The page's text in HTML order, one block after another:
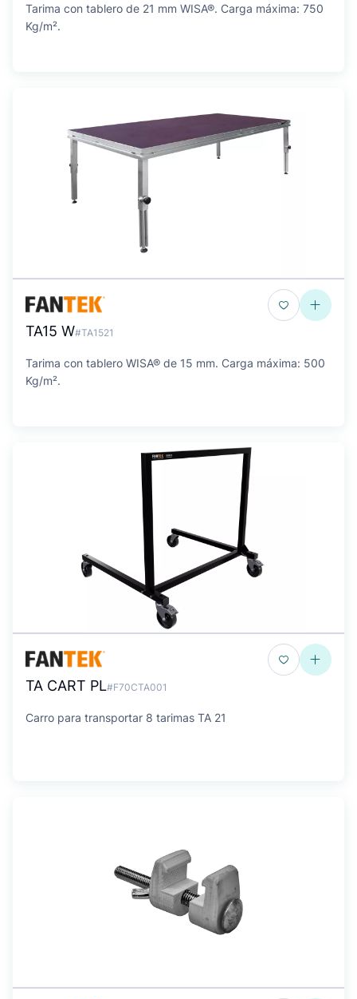
Tarima con tablero de 21 mm WISA®. Carga máxima: 750
Kg/m².
TA15 W#TA1521
Tarima con tablero WISA® de 15 mm. Carga máxima: 500
Kg/m².
TA CART PL#F70CTA001
Carro para transportar 8 tarimas TA 21